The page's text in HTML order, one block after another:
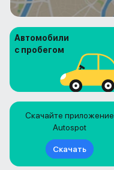
Автомобили
с пробегом
Скачайте приложение
Autospot
Скачать